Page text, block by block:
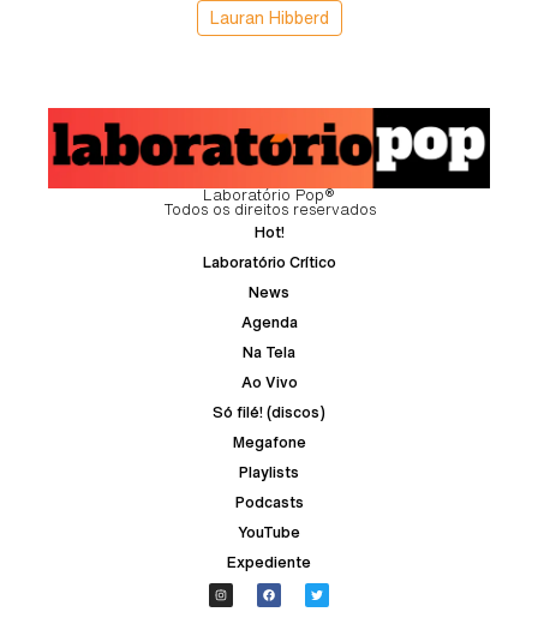
Lauran Hibberd
Laboratório Pop®
Todos os direitos reservados
Hot!
Laboratório Crítico
News
Agenda
Na Tela
Ao Vivo
Só filé! (discos)
Megafone
Playlists
Podcasts
YouTube
Expediente